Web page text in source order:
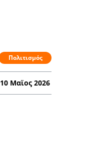
Πολιτισμός
10 Μαϊος 2026